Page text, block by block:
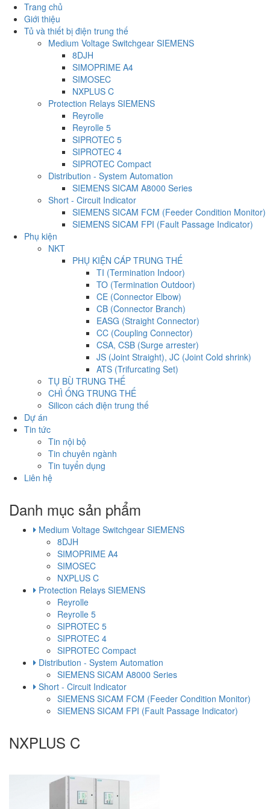
Trang chủ
Giới thiệu
Tủ và thiết bị điện trung thế
Medium Voltage Switchgear SIEMENS
8DJH
SIMOPRIME A4
SIMOSEC
NXPLUS C
Protection Relays SIEMENS
Reyrolle
Reyrolle 5
SIPROTEC 5
SIPROTEC 4
SIPROTEC Compact
Distribution - System Automation
SIEMENS SICAM A8000 Series
Short - Circuit Indicator
SIEMENS SICAM FCM (Feeder Condition Monitor)
SIEMENS SICAM FPI (Fault Passage Indicator)
Phụ kiện
NKT
PHỤ KIỆN CÁP TRUNG THẾ
TI (Termination Indoor)
TO (Termination Outdoor)
CE (Connector Elbow)
CB (Connector Branch)
EASG (Straight Connector)
CC (Coupling Connector)
CSA, CSB (Surge arrester)
JS (Joint Straight), JC (Joint Cold shrink)
ATS (Trifurcating Set)
TỤ BÙ TRUNG THẾ
CHÌ ỐNG TRUNG THẾ
Silicon cách điện trung thế
Dự án
Tin tức
Tin nội bộ
Tin chuyên ngành
Tin tuyển dụng
Liên hệ
Danh mục sản phẩm
Medium Voltage Switchgear SIEMENS
8DJH
SIMOPRIME A4
SIMOSEC
NXPLUS C
Protection Relays SIEMENS
Reyrolle
Reyrolle 5
SIPROTEC 5
SIPROTEC 4
SIPROTEC Compact
Distribution - System Automation
SIEMENS SICAM A8000 Series
Short - Circuit Indicator
SIEMENS SICAM FCM (Feeder Condition Monitor)
SIEMENS SICAM FPI (Fault Passage Indicator)
NXPLUS C